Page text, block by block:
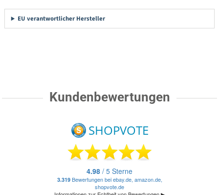
EU verantwortlicher Hersteller
Kundenbewertungen